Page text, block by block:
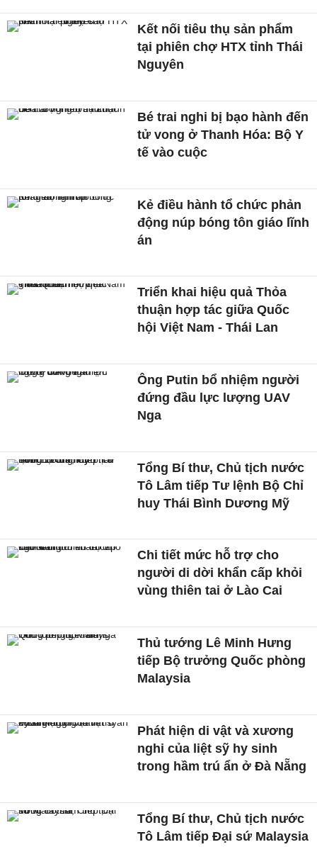
Kết nối tiêu thụ sản phẩm
tại phiên chợ HTX tỉnh Thái
Nguyên
Bé trai nghi bị bạo hành đến
tử vong ở Thanh Hóa: Bộ Y
tế vào cuộc
Kẻ điều hành tổ chức phản
động núp bóng tôn giáo lĩnh
án
Triển khai hiệu quả Thỏa
thuận hợp tác giữa Quốc
hội Việt Nam - Thái Lan
Ông Putin bổ nhiệm người
đứng đầu lực lượng UAV
Nga
Tổng Bí thư, Chủ tịch nước
Tô Lâm tiếp Tư lệnh Bộ Chỉ
huy Thái Bình Dương Mỹ
Chi tiết mức hỗ trợ cho
người di dời khẩn cấp khỏi
vùng thiên tai ở Lào Cai
Thủ tướng Lê Minh Hưng
tiếp Bộ trưởng Quốc phòng
Malaysia
Phát hiện di vật và xương
nghi của liệt sỹ hy sinh
trong hầm trú ẩn ở Đà Nẵng
Tổng Bí thư, Chủ tịch nước
Tô Lâm tiếp Đại sứ Malaysia